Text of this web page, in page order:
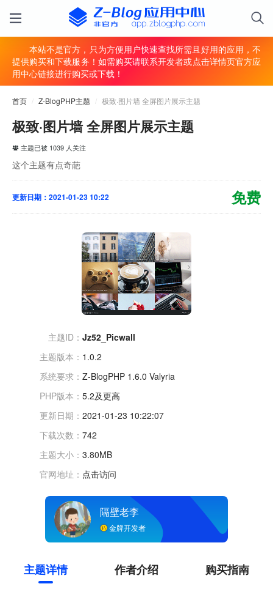
本站不是官方，只为方便用户快速查找所需且好用的应用，不
提供购买和下载服务！如需购买请联系开发者或点击详情页官方应
用中心链接进行购买或下载！
首页 Z-BlogPHP主题 极致·图片墙 全屏图片展示主题
极致·图片墙 全屏图片展示主题
主题已被 1039 人关注
这个主题有点奇葩
免费
更新日期：2021-01-23 10:22
主题ID： Jz52_Picwall
主题版本： 1.0.2
系统要求： Z-BlogPHP 1.6.0 Valyria
PHP版本： 5.2及更高
更新日期： 2021-01-23 10:22:07
下载次数： 742
主题大小： 3.80MB
官网地址： 点击访问
隔壁老李
金牌开发者
主题详情 作者介绍 购买指南